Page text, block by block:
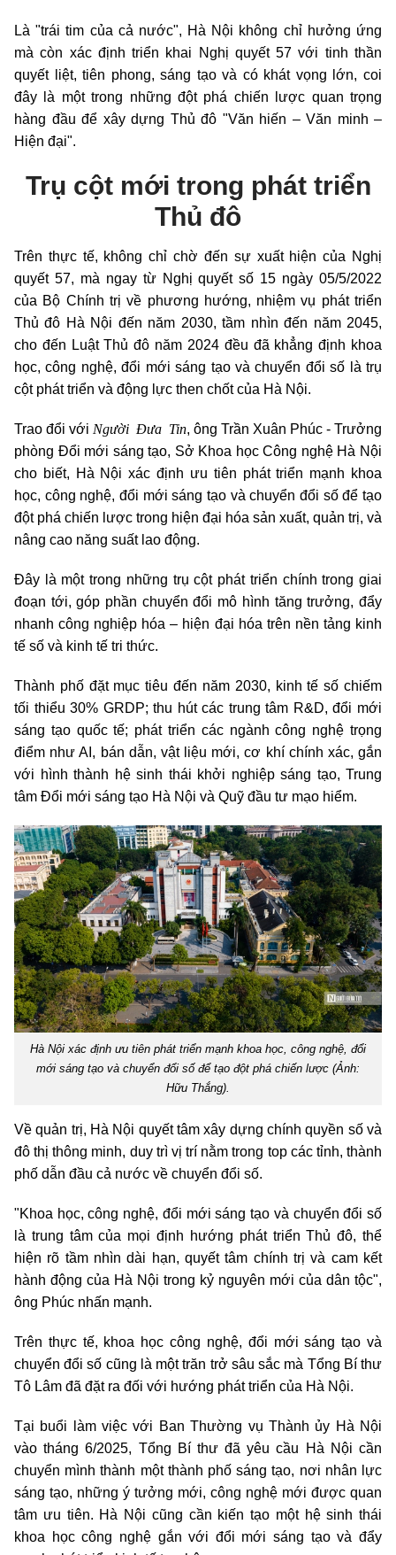
Là "trái tim của cả nước", Hà Nội không chỉ hưởng ứng
mà còn xác định triển khai Nghị quyết 57 với tinh thần
quyết liệt, tiên phong, sáng tạo và có khát vọng lớn, coi
đây là một trong những đột phá chiến lược quan trọng
hàng đầu để xây dựng Thủ đô "Văn hiến – Văn minh –
Hiện đại".
Trụ cột mới trong phát triển
Thủ đô
Trên thực tế, không chỉ chờ đến sự xuất hiện của Nghị
quyết 57, mà ngay từ Nghị quyết số 15 ngày 05/5/2022
của Bộ Chính trị về phương hướng, nhiệm vụ phát triển
Thủ đô Hà Nội đến năm 2030, tầm nhìn đến năm 2045,
cho đến Luật Thủ đô năm 2024 đều đã khẳng định khoa
học, công nghệ, đổi mới sáng tạo và chuyển đổi số là trụ
cột phát triển và động lực then chốt của Hà Nội.
Trao đổi với Người Đưa Tin, ông Trần Xuân Phúc - Trưởng
phòng Đổi mới sáng tạo, Sở Khoa học Công nghệ Hà Nội
cho biết, Hà Nội xác định ưu tiên phát triển mạnh khoa
học, công nghệ, đổi mới sáng tạo và chuyển đổi số để tạo
đột phá chiến lược trong hiện đại hóa sản xuất, quản trị, và
nâng cao năng suất lao động.
Đây là một trong những trụ cột phát triển chính trong giai
đoạn tới, góp phần chuyển đổi mô hình tăng trưởng, đẩy
nhanh công nghiệp hóa – hiện đại hóa trên nền tảng kinh
tế số và kinh tế tri thức.
Thành phố đặt mục tiêu đến năm 2030, kinh tế số chiếm
tối thiểu 30% GRDP; thu hút các trung tâm R&D, đổi mới
sáng tạo quốc tế; phát triển các ngành công nghệ trọng
điểm như AI, bán dẫn, vật liệu mới, cơ khí chính xác, gắn
với hình thành hệ sinh thái khởi nghiệp sáng tạo, Trung
tâm Đổi mới sáng tạo Hà Nội và Quỹ đầu tư mạo hiểm.
Hà Nội xác định ưu tiên phát triển mạnh khoa học, công nghệ, đổi
mới sáng tạo và chuyển đổi số để tạo đột phá chiến lược (Ảnh:
Hữu Thắng).
Về quản trị, Hà Nội quyết tâm xây dựng chính quyền số và
đô thị thông minh, duy trì vị trí nằm trong top các tỉnh, thành
phố dẫn đầu cả nước về chuyển đổi số.
"Khoa học, công nghệ, đổi mới sáng tạo và chuyển đổi số
là trung tâm của mọi định hướng phát triển Thủ đô, thể
hiện rõ tầm nhìn dài hạn, quyết tâm chính trị và cam kết
hành động của Hà Nội trong kỷ nguyên mới của dân tộc",
ông Phúc nhấn mạnh.
Trên thực tế, khoa học công nghệ, đổi mới sáng tạo và
chuyển đổi số cũng là một trăn trở sâu sắc mà Tổng Bí thư
Tô Lâm đã đặt ra đối với hướng phát triển của Hà Nội.
Tại buổi làm việc với Ban Thường vụ Thành ủy Hà Nội
vào tháng 6/2025, Tổng Bí thư đã yêu cầu Hà Nội cần
chuyển mình thành một thành phố sáng tạo, nơi nhân lực
sáng tạo, những ý tưởng mới, công nghệ mới được quan
tâm ưu tiên. Hà Nội cũng cần kiến tạo một hệ sinh thái
khoa học công nghệ gắn với đổi mới sáng tạo và đẩy